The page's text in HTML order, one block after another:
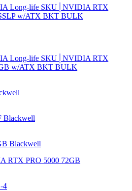
Long-life SKU│NVIDIA RTX
w/ATX BKT BULK
Long-life SKU│NVIDIA RTX
w/ATX BKT BULK
Blackwell
Blackwell
RTX PRO 5000 72GB
4